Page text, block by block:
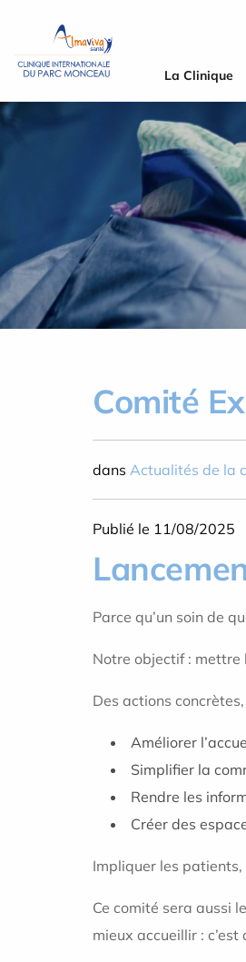
La Clinique
Comité
dans Actualités de la
Publié le 11/08/2025
Parce qu’un soin de
Notre objectif : mettre
Des actions
Améliorer
Simplifier la
Rendre les
Créer des
Impliquer les
Ce comité sera aussi
mieux accueillir :